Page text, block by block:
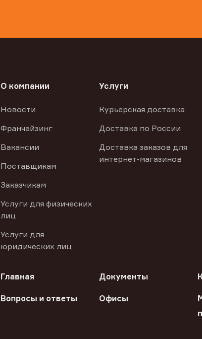
О компании
Новости
Франчайзинг
Вакансии
Поставщикам
Заказчикам
Услуги для физических
лиц
Услуги для
юридических лиц
Услуги
Курьерская доставка
Доставка по России
Доставка заказов для
интернет-магазинов
Главная Документы
Вопросы и ответы Офисы